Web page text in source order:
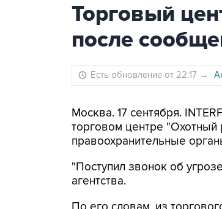
Торговый
после
Есть обновление от 22:17 →
Москва. 17 сентября.
торговом центре
правоохранительные
"Поступил звонок об
агентства.